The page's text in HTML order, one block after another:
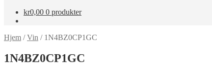
kr0,00 0 produkter
Hjem /Vin / 1N4BZ0CP1GC
1N4BZ0CP1GC